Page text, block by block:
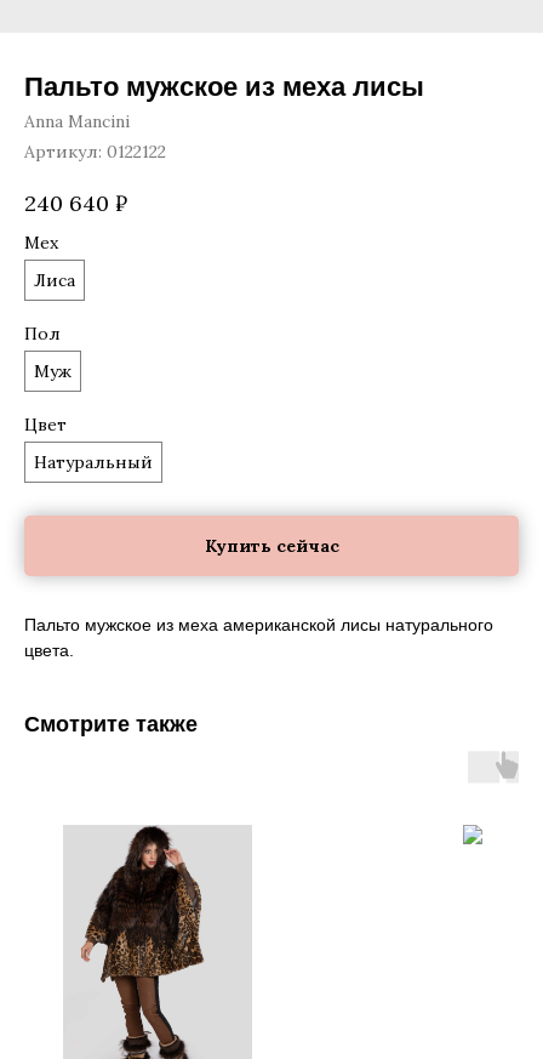
Пальто мужское из меха лисы
Anna Mancini
Артикул: 0122122
240 640 ₽
Мех
Лиса
Пол
Муж
Цвет
Натуральный
Купить сейчас
Пальто мужское из меха американской лисы натурального
цвета.
Смотрите также